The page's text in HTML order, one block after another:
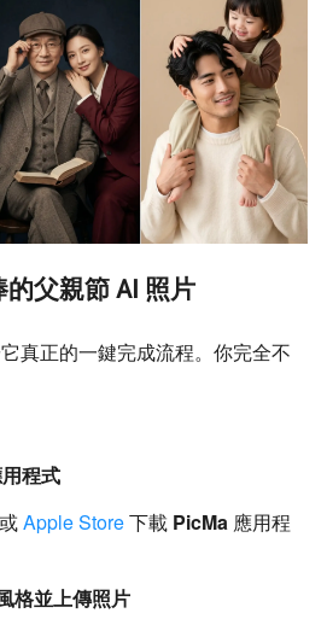
父親節 AI 照片
真正的一鍵完成流程。你完全不
程式
或Apple Store下載 PicMa 應用程
格並上傳照片